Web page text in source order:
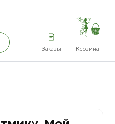
Заказы Корзина